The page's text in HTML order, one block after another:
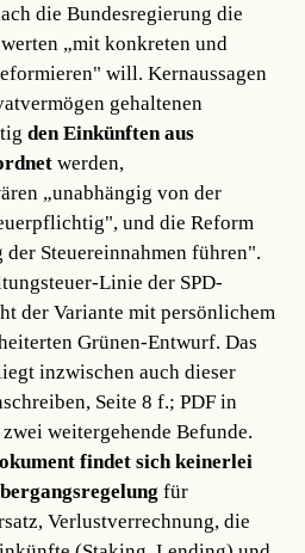
die Bundesregierung die
„mit konkreten und
will. Kernaussagen
gehaltenen
den Einkünften aus
werden,
„unabhängig von der
und die Reform
Steuereinnahmen führen".
Linie der SPD-
der Variante mit persönlichem
Grünen-Entwurf. Das
inzwischen auch dieser
Seite 8 f.; PDF in
weitergehende Befunde.
findet sich keinerlei
für
Verlustverrechnung, die